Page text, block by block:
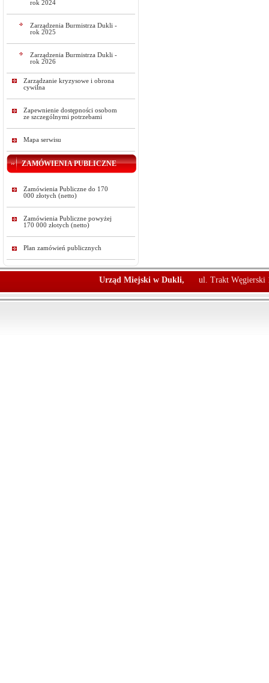
rok 2024
Zarządzenia Burmistrza Dukli -
rok 2025
Zarządzenia Burmistrza Dukli -
rok 2026
Zarządzanie kryzysowe i obrona
cywilna
Zapewnienie dostępności osobom
ze szczególnymi potrzebami
Mapa serwisu
ZAMÓWIENIA PUBLICZNE
Zamówienia Publiczne do 170
000 złotych (netto)
Zamówienia Publiczne powyżej
170 000 złotych (netto)
Plan zamówień publicznych
Urząd Miejski w Dukli, ul. Trakt Węgierski